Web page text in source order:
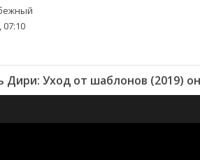
07:10
Дири: Уход от шаблонов (2019)